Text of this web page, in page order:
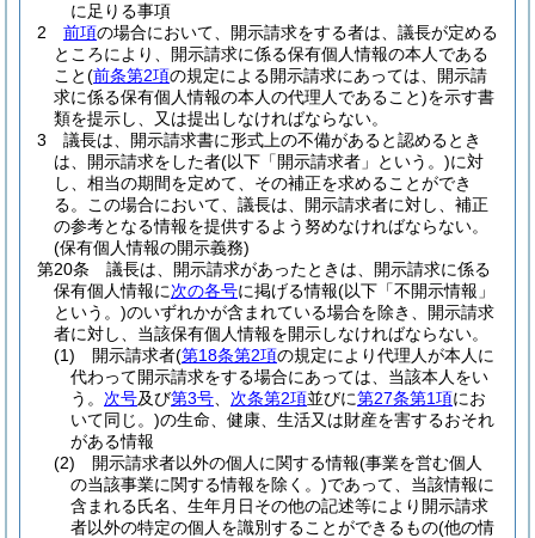
に足りる事項
2
前項の場合において、開示請求をする者は、議長が定める
ところにより、開示請求に係る保有個人情報の本人である
こと(前条第2項の規定による開示請求にあっては、開示請
求に係る保有個人情報の本人の代理人であること)を示す書
類を提示し、又は提出しなければならない。
3
議長は、開示請求書に形式上の不備があると認めるとき
は、開示請求をした者(以下「開示請求者」という。)に対
し、相当の期間を定めて、その補正を求めることができ
る。
この場合において、議長は、開示請求者に対し、補正
の参考となる情報を提供するよう努めなければならない。
(保有個人情報の開示義務)
第20条
議長は、開示請求があったときは、開示請求に係る
保有個人情報に次の各号に掲げる情報(以下「不開示情報」
という。)のいずれかが含まれている場合を除き、開示請求
者に対し、当該保有個人情報を開示しなければならない。
(1)
開示請求者(第18条第2項の規定により代理人が本人に
代わって開示請求をする場合にあっては、当該本人をい
う。 次号及び第3号 次条第2項並びに第27条第1項にお
いて同じ。)の生命、健康、生活又は財産を害するおそれ
がある情報
(2)
開示請求者以外の個人に関する情報(事業を営む個人
の当該事業に関する情報を除く。)であって、当該情報に
含まれる氏名、生年月日その他の記述等により開示請求
者以外の特定の個人を識別することができるもの(他の情